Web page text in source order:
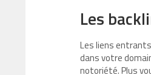
Les
Les liens
dans votre
notoriété. Plus